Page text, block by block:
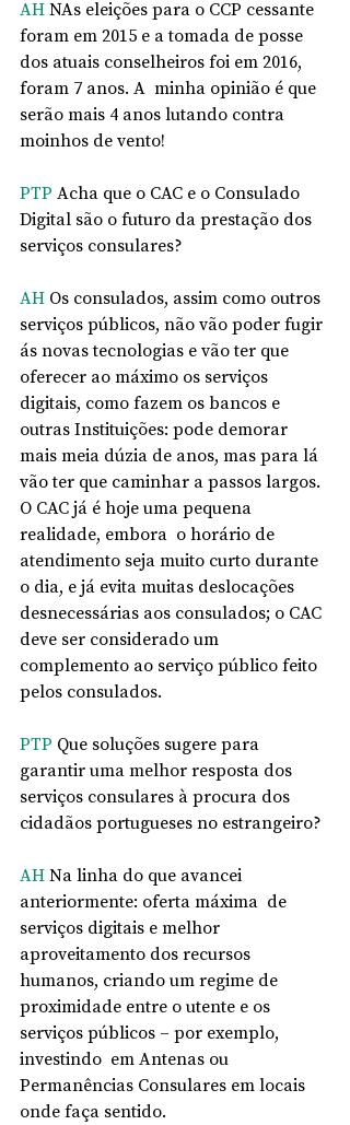
AH NAs eleições para o CCP cessante
foram em 2015 e a tomada de posse
dos atuais conselheiros foi em 2016,
foram 7 anos. A  minha opinião é que
serão mais 4 anos lutando contra
moinhos de vento!
PTP Acha que o CAC e o Consulado
Digital são o futuro da prestação dos
serviços consulares?
AH Os consulados, assim como outros
serviços públicos, não vão poder fugir
ás novas tecnologias e vão ter que
oferecer ao máximo os serviços
digitais, como fazem os bancos e
outras Instituições: pode demorar
mais meia dúzia de anos, mas para lá
vão ter que caminhar a passos largos.
O CAC já é hoje uma pequena
realidade, embora  o horário de
atendimento seja muito curto durante
o dia, e já evita muitas deslocações
desnecessárias aos consulados; o CAC
deve ser considerado um
complemento ao serviço público feito
pelos consulados.
PTP Que soluções sugere para
garantir uma melhor resposta dos
serviços consulares à procura dos
cidadãos portugueses no estrangeiro?
AH Na linha do que avancei
anteriormente: oferta máxima  de
serviços digitais e melhor
aproveitamento dos recursos
humanos, criando um regime de
proximidade entre o utente e os
serviços públicos – por exemplo,
investindo  em Antenas ou
Permanências Consulares em locais
onde faça sentido.